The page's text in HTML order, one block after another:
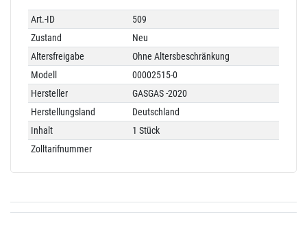
Technisches
Merkmal
Wert
Art.-ID
509
Zustand
Neu
Altersfreigabe
Ohne Altersbeschränkung
Modell
00002515-0
Hersteller
GASGAS -2020
Herstellungsland
Deutschland
Inhalt
1 Stück
Zolltarifnummer